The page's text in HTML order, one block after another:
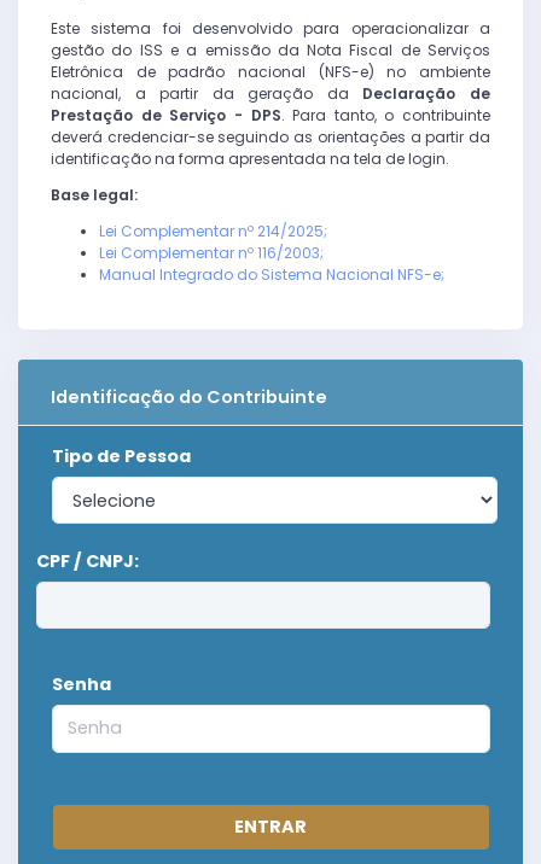
Este sistema foi desenvolvido para operacionalizar a
gestão do ISS e a emissão da Nota Fiscal de Serviços
Eletrônica de padrão nacional (NFS-e) no ambiente
nacional, a partir da geração da Declaração de
Prestação de Serviço - DPS. Para tanto, o contribuinte
deverá credenciar-se seguindo as orientações a partir da
identificação na forma apresentada na tela de login.
Base legal:
Lei Complementar nº 214/2025;
Lei Complementar nº 116/2003;
Manual Integrado do Sistema Nacional NFS-e;
Identificação do Contribuinte
Tipo de Pessoa
CPF / CNPJ:
Senha
ENTRAR